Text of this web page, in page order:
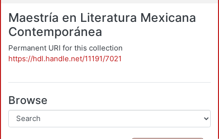
Maestría en Literatura Mexicana
Contemporánea
Permanent URI for this collection
https://hdl.handle.net/11191/7021
Browse